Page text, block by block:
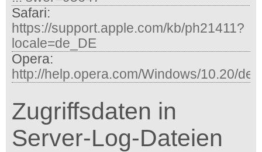
Safari:
https://support.apple.com/kb/ph21411?
locale=de_DE
Opera:
http://help.opera.com/Windows/10.20/de/
Zugriffsdaten in
Server-Log-Dateien